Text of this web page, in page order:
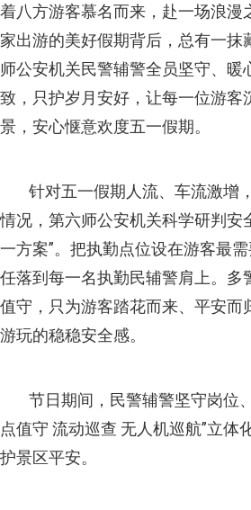
着八方游客慕名而来，赴一场浪漫
家出游的美好假期背后，总有一抹
师公安机关民警辅警全员坚守、暖
致，只护岁月安好，让每一位游客
景，安心惬意欢度五一假期。
针对五一假期人流、车流激增
情况，第六师公安机关科学研判安
一方案”。把执勤点位设在游客最
任落到每一名执勤民辅警肩上。多
值守，只为游客踏花而来、平安而
游玩的稳稳安全感。
节日期间，民警辅警坚守岗位
点值守 流动巡查 无人机巡航”立体
护景区平安。